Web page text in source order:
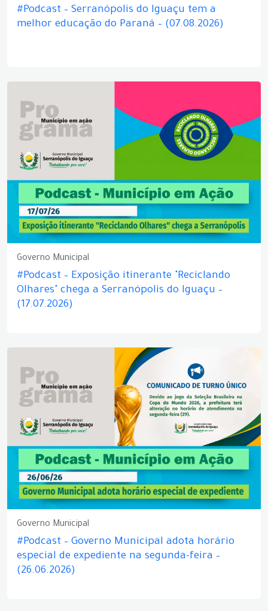
#Podcast – Serranópolis do Iguaçu tem a
melhor educação do Paraná – (07.08.2026)
Governo Municipal
#Podcast – Exposição itinerante "Reciclando
Olhares" chega a Serranópolis do Iguaçu –
(17.07.2026)
Governo Municipal
#Podcast – Governo Municipal adota horário
especial de expediente na segunda-feira –
(26.06.2026)